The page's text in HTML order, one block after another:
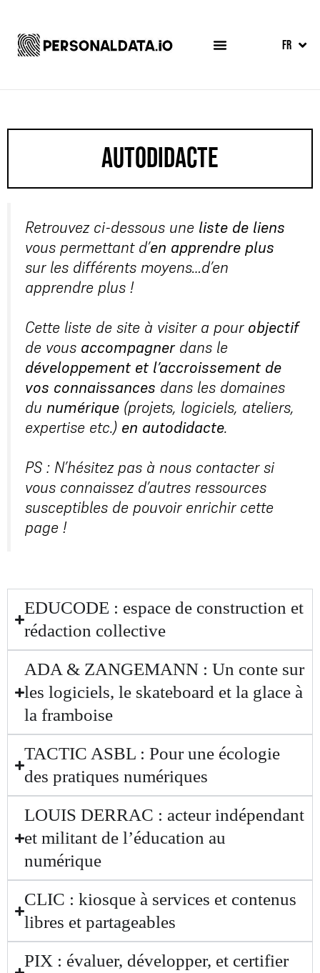
FR
ES
autodidacte
Retrouvez ci-dessous une liste de liens
vous permettant d’en apprendre plus
sur les différents moyens…d’en
apprendre plus !
Cette liste de site à visiter a pour objectif
de vous accompagnerdans le
développement et l’accroissement de
vos connaissances dans les domaines
du numérique (projets, logiciels, ateliers,
expertise etc.) en autodidacte.
PS : N’hésitez pas à nous contacter si
vous connaissez d’autres ressources
susceptibles de pouvoir enrichir cette
page !
EDUCODE : espace de construction et
rédaction collective
ADA & ZANGEMANN : Un conte sur
les logiciels, le skateboard et la glace à
la framboise
TACTIC ASBL : Pour une écologie
des pratiques numériques
LOUIS DERRAC : acteur indépendant
et militant de l’éducation au
numérique
CLIC : kiosque à services et contenus
libres et partageables
PIX : évaluer, développer, et certifier